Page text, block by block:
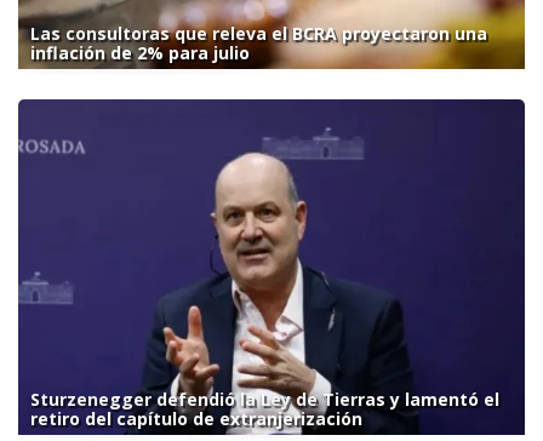
Las consultoras que releva el BCRA proyectaron una
inflación de 2% para julio
Sturzenegger defendió la Ley de Tierras y lamentó el
retiro del capítulo de extranjerización